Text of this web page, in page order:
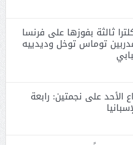
2026: إنكلترا ثالثة بفوزها على فرنسا
توماس توخل وديدييه
2026:صراع الأحد على نجمتين: رابعة